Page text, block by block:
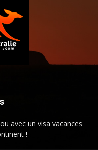
avec un visa vacances
!